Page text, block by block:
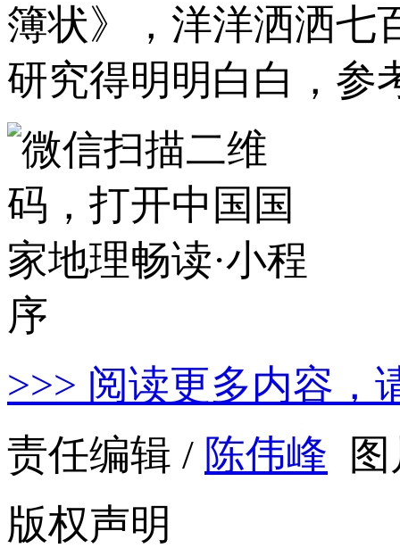
簿状》，洋洋洒洒七
研究得明明白白，参
>>> 阅读更多内容，
责任编辑 / 陈伟峰
版权声明